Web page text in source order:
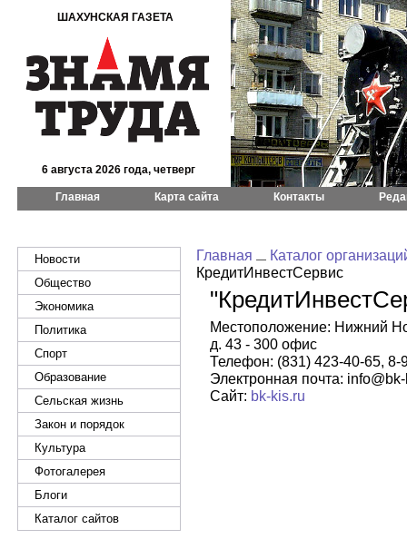
ШАХУНСКАЯ ГАЗЕТА
6 августа 2026 года, четверг
Главная Карта сайта Контакты
Новости
Общество
Экономика
Политика
Спорт
Образование
Сельская жизнь
Закон и порядок
Культура
Фотогалерея
Блоги
Каталог сайтов
Главная
Каталог
КредитИнвестСервис
Местоположение: Нижний
д. 43 - 300 офис
Телефон: (831) 423-40-65, 8-
Электронная почта:
Сайт: bk-kis.ru